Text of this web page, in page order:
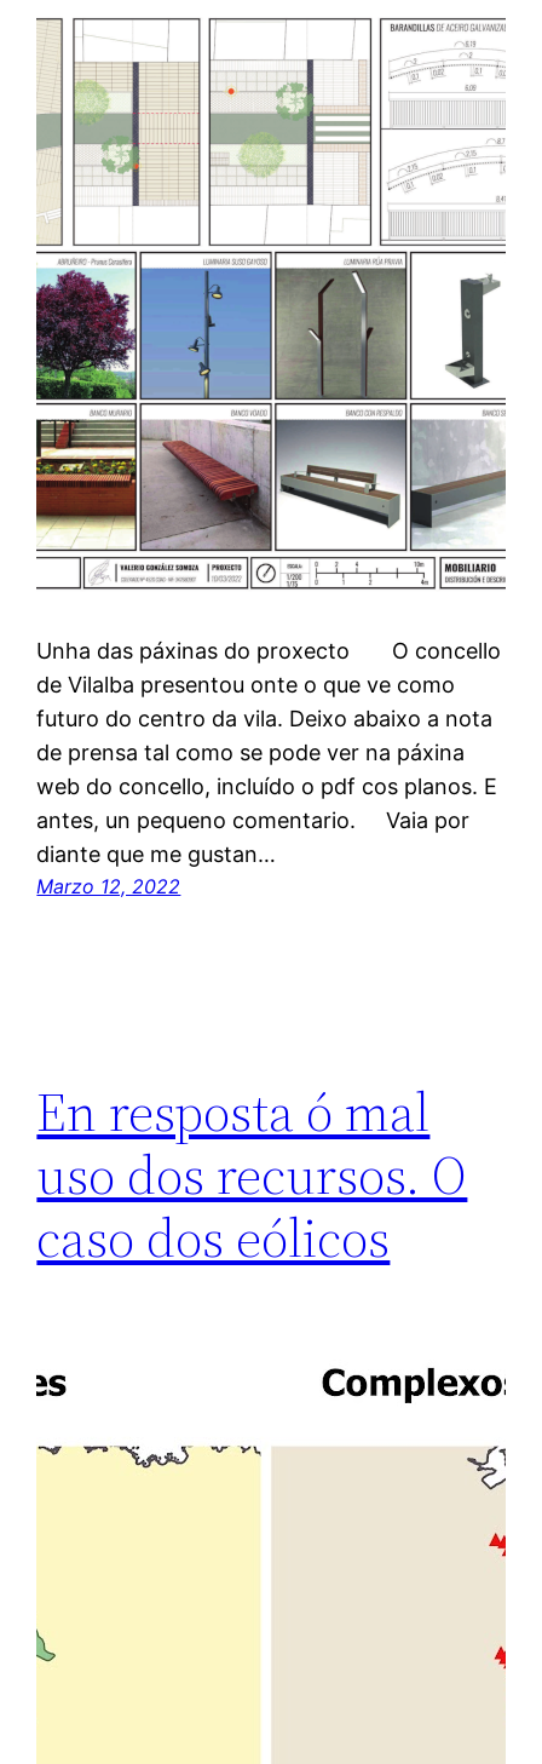
Unha das páxinas do proxecto O concello
de Vilalba presentou onte o que ve como
futuro do centro da vila. Deixo abaixo a nota
de prensa tal como se pode ver na páxina
web do concello, incluído o pdf cos planos. E
antes, un pequeno comentario. Vaia por
diante que me gustan…
Marzo 12, 2022
En resposta ó mal
uso dos recursos. O
caso dos eólicos